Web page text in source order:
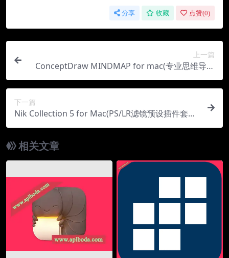
分享 收藏 点赞(0)
上一篇
ConceptDraw MINDMAP for mac(专业思维导图
软件)v14.0.0.266直装版
下一篇
Nik Collection 5 for Mac(PS/LR滤镜预设插件套装)
v5.2.1中文直装版
相关文章